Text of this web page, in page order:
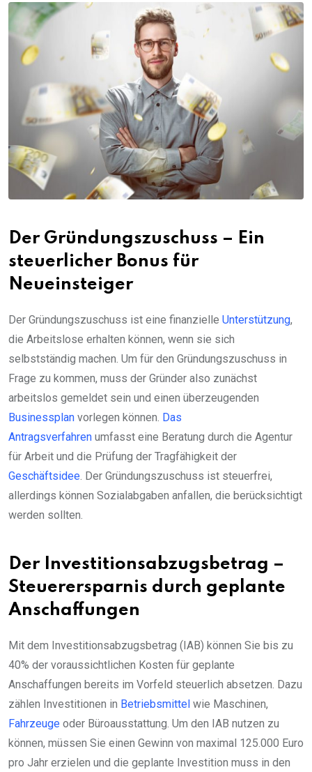
Der Gründungszuschuss – Ein
steuerlicher Bonus für
Neueinsteiger
Der Gründungszuschuss ist eine finanzielle Unterstützung,
die Arbeitslose erhalten können, wenn sie sich
selbstständig machen. Um für den Gründungszuschuss in
Frage zu kommen, muss der Gründer also zunächst
arbeitslos gemeldet sein und einen überzeugenden
Businessplan vorlegen können. Das
Antragsverfahren umfasst eine Beratung durch die Agentur
für Arbeit und die Prüfung der Tragfähigkeit der
Geschäftsidee. Der Gründungszuschuss ist steuerfrei,
allerdings können Sozialabgaben anfallen, die berücksichtigt
werden sollten.
Der Investitionsabzugsbetrag –
Steuerersparnis durch geplante
Anschaffungen
Mit dem Investitionsabzugsbetrag (IAB) können Sie bis zu
40% der voraussichtlichen Kosten für geplante
Anschaffungen bereits im Vorfeld steuerlich absetzen. Dazu
zählen Investitionen in Betriebsmittel wie Maschinen,
Fahrzeuge oder Büroausstattung. Um den IAB nutzen zu
können, müssen Sie einen Gewinn von maximal 125.000 Euro
pro Jahr erzielen und die geplante Investition muss in den